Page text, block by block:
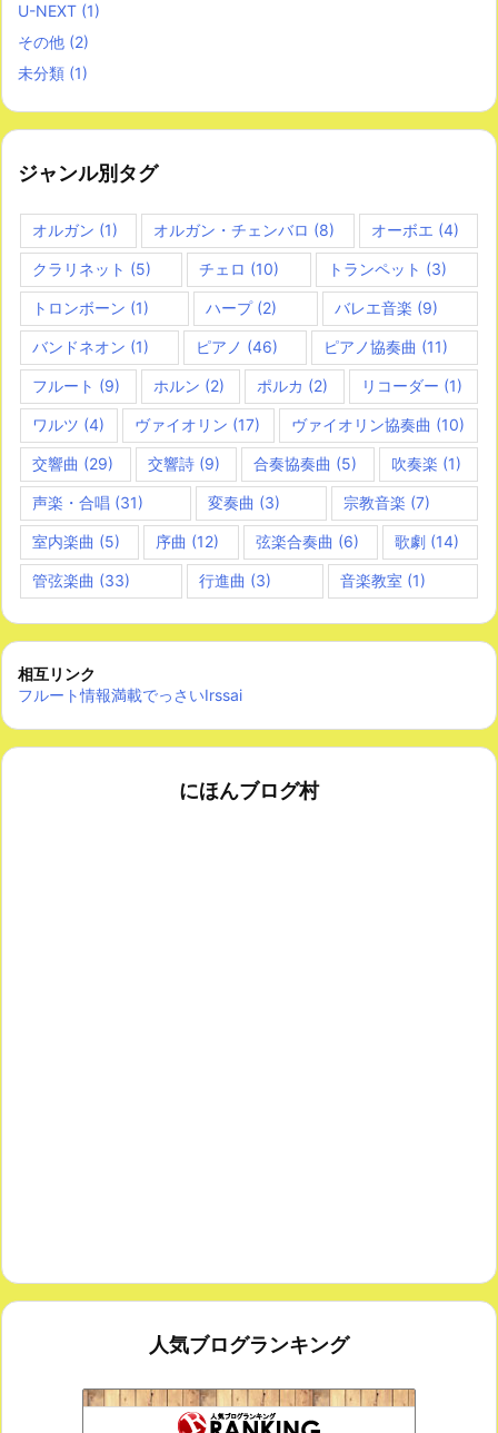
U-NEXT (1)
その他 (2)
未分類 (1)
ジャンル別タグ
オルガン (1) オルガン・チェンバロ (8) オーボエ (4)
クラリネット (5) チェロ (10) トランペット (3)
トロンボーン (1) ハープ(2) バレエ音楽 (9)
バンドネオン (1) ピアノ (46) ピアノ協奏曲 (11)
フルート (9) ホルン (2) ポルカ (2) リコーダー (1)
ワルツ (4) ヴァイオリン (17) ヴァイオリン協奏曲 (10)
交響曲 (29) 交響詩(9) 合奏協奏曲 (5) 吹奏楽 (1)
声楽・合唱 (31) 変奏曲 (3) 宗教音楽 (7)
室内楽曲 (5) 序曲 (12) 弦楽合奏曲 (6) 歌劇(14)
管弦楽曲 (33) 行進曲 (3) 音楽教室 (1)
相互リンク
フルート情報満載でっさいIrssai
にほんブログ村
人気ブログランキング